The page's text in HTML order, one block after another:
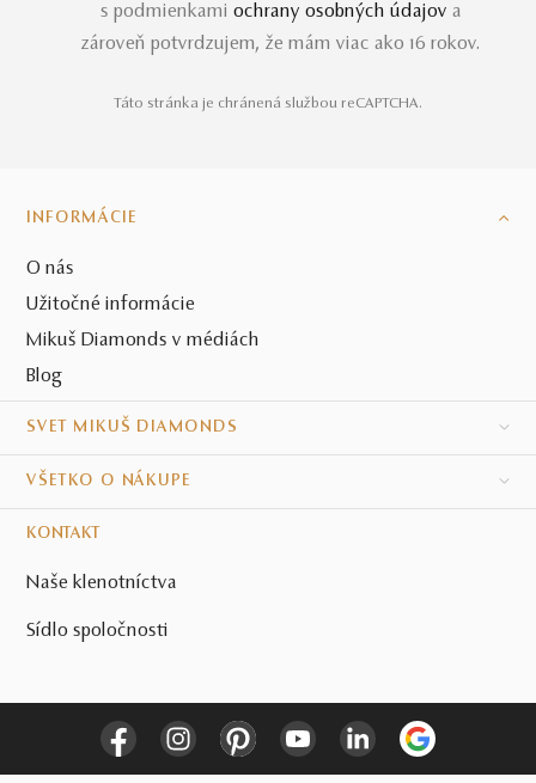
s podmienkami ochrany osobných údajov a
zároveň potvrdzujem, že mám viac ako 16 rokov.
Táto stránka je chránená službou reCAPTCHA.
INFORMÁCIE
O nás
Užitočné informácie
Mikuš Diamonds v médiách
Blog
SVET MIKUŠ DIAMONDS
VŠETKO O NÁKUPE
KONTAKT
Naše klenotníctva
Sídlo spoločnosti